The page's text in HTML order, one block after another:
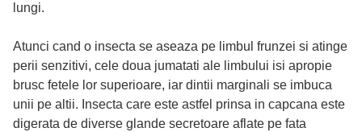
lungi.
Atunci cand o insecta se aseaza pe limbul frunzei si atinge
perii senzitivi, cele doua jumatati ale limbului isi apropie
brusc fetele lor superioare, iar dintii marginali se imbuca
unii pe altii. Insecta care este astfel prinsa in capcana este
digerata de diverse glande secretoare aflate pe fata